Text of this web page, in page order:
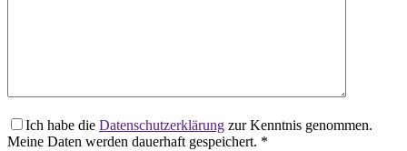
Ich habe die Datenschutzerklärung zur Kenntnis genommen.
Meine Daten werden dauerhaft gespeichert. *